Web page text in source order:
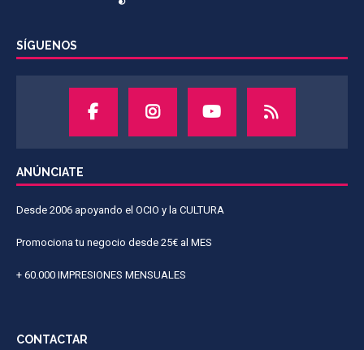
SÍGUENOS
ANÚNCIATE
Desde 2006 apoyando el OCIO y la CULTURA
Promociona tu negocio desde 25€ al MES
+ 60.000 IMPRESIONES MENSUALES
CONTACTAR